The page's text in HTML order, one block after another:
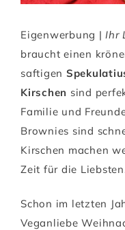
Eigenwerbung | Ihr
braucht einen
saftigen
Kirschen sind
Familie und
Brownies sind
Kirschen machen
Zeit für die
Schon im letzten
Veganliebe